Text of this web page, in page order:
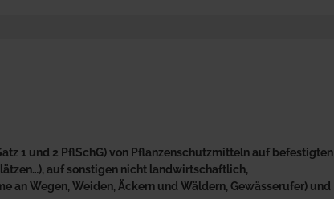
1 und 2 PflSchG) von Pflanzenschutzmitteln auf befestigten
auf sonstigen nicht landwirtschaftlich,
Wegen, Weiden, Äckern und Wäldern, Gewässerufer) und